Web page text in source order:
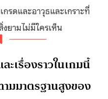
รดและอาวุธและเกราะที่
ยามไม่มีใครเห็น
เรื่องราวในเกมนี้
มมาตรฐานสูงของ